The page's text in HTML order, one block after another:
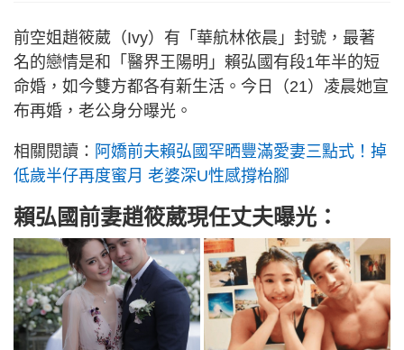
前空姐趙筱葳（Ivy）有「華航林依晨」封號，最著
名的戀情是和「醫界王陽明」賴弘國有段1年半的短
命婚，如今雙方都各有新生活。今日（21）凌晨她宣
布再婚，老公身分曝光。
相關閱讀： 阿嬌前夫賴弘國罕晒豐滿愛妻三點式！掉
低歲半仔再度蜜月 老婆深U性感撐枱腳
賴弘國前妻趙筱葳現任丈夫曝光：